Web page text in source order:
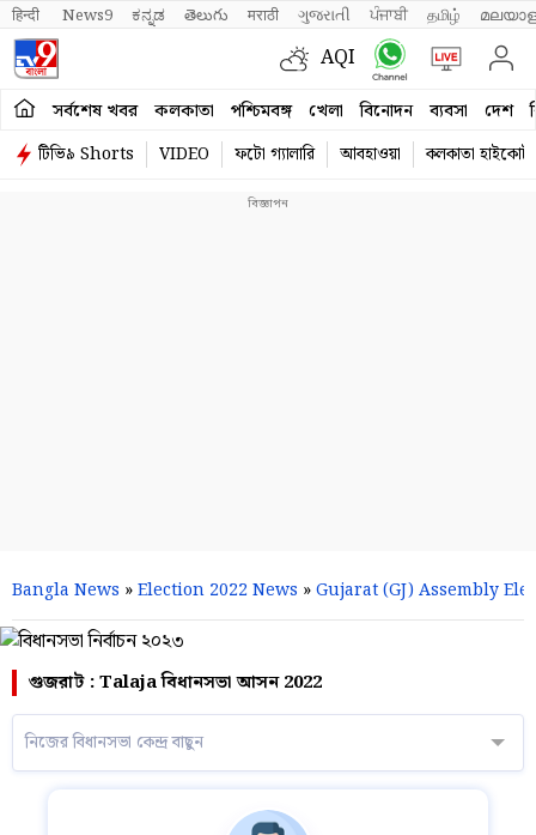
हिन्दी News9 ಕನ್ನಡ తెలుగు मराठी ગુજરાતી ਪੰਜਾਬੀ தமிழ்
AQI
সর্বশেষ খবর কলকাতা পশ্চিমবঙ্গ খেলা বিনোদন ব্যবসা দেশ
টিভি৯ Shorts VIDEO ফটো গ্যালারি আবহাওয়া কলকাতা হাইকোর্ট
Bangla News »Election 2022 News »Gujarat (GJ) Assembly
গুজরাট : Talaja বিধানসভা আসন 2022
নিজের বিধানসভা কেন্দ্র বাছুন